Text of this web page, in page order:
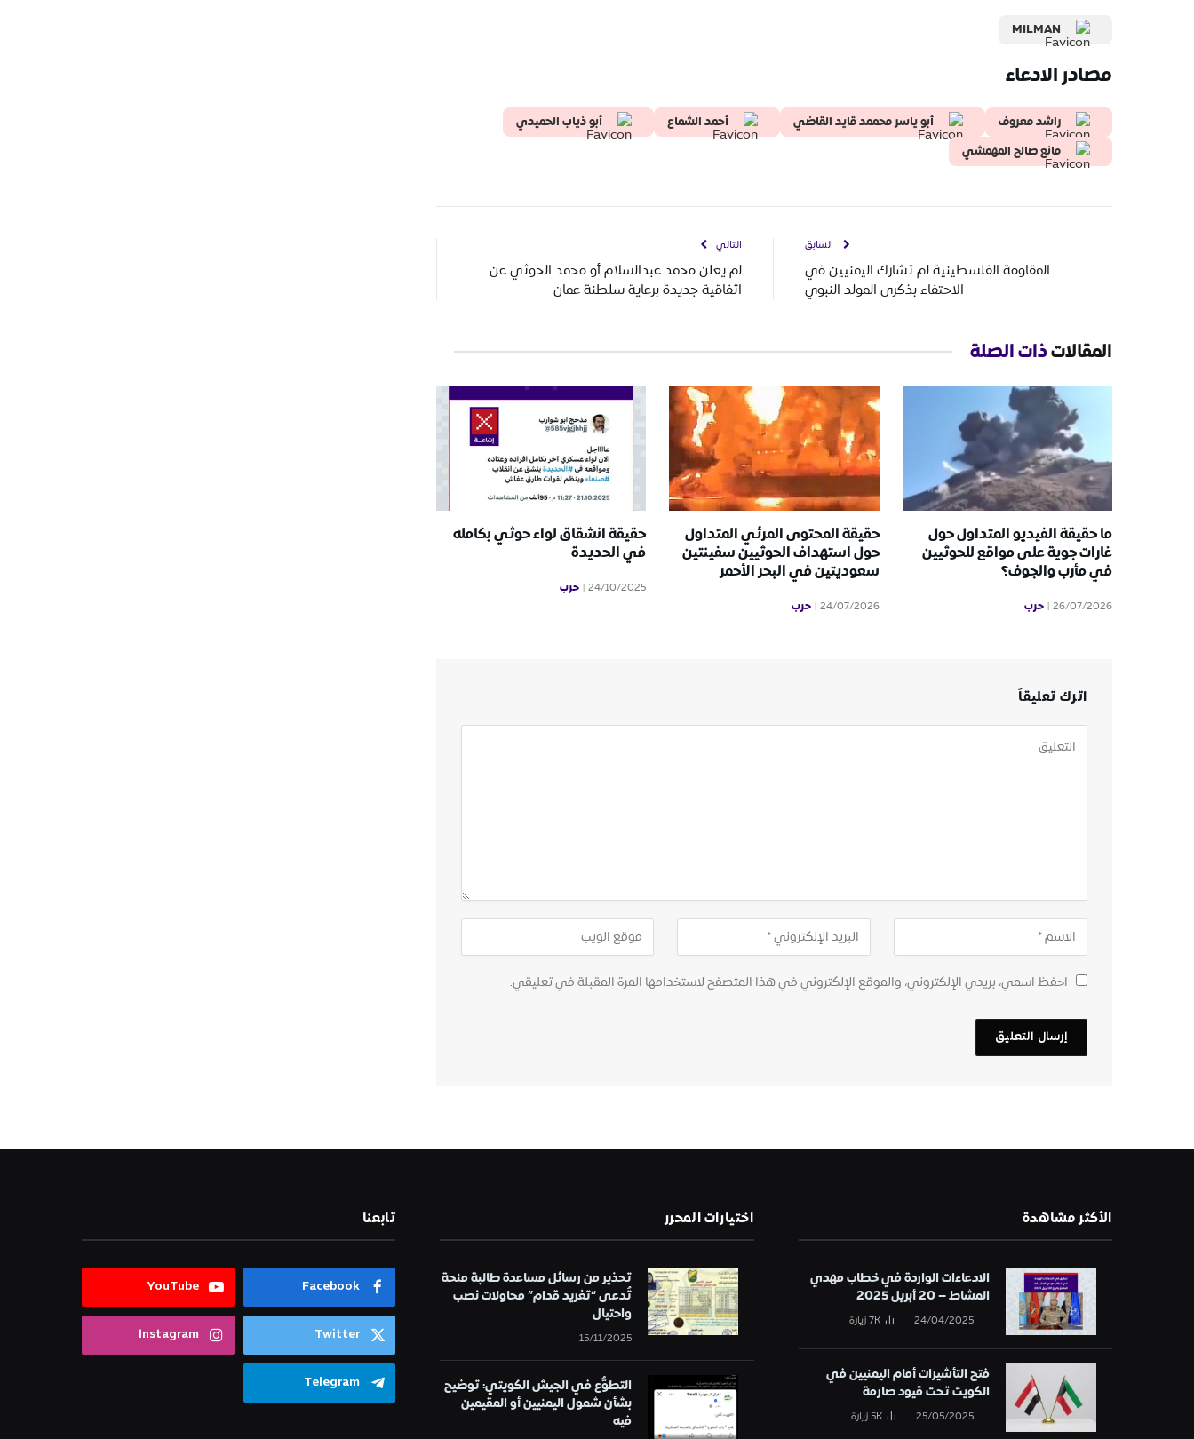
MILMAN
مصادر الادعاء
راشد معروف أبو ياسر محممد قايد القاضي أحمد الشماع
أبو ذياب الحميدي
مانع صالح المهمشي
السابق
المقاومة الفلسطينية لم تشارك اليمنيين في
الاحتفاء بذكرى المولد النبوي
التالي
لم يعلن محمد عبدالسلام أو محمد الحوثي عن
اتفاقية جديدة برعاية سلطنة عمان
المقالاتذات الصلة
ما حقيقة الفيديو المتداول حول
غارات جوية على مواقع للحوثيين
في مأرب والجوف؟
26/07/2026 حرب
حقيقة المحتوى المرئي المتداول
حول استهداف الحوثيين سفينتين
سعوديتين في البحر الأحمر
24/07/2026 حرب
حقيقة انشقاق لواء حوثي بكامله
في الحديدة
24/10/2025 حرب
اترك تعليقاً
احفظ اسمي، بريدي الإلكتروني، والموقع الإلكتروني في هذا المتصفح لاستخدامها المرة المقبلة في تعليقي.
الأكثر مشاهدة
الادعاءات الواردة في خطاب مهدي
المشاط – 20 أبريل 2025
24/04/2025
7Kزيارة
فتح التأشيرات أمام اليمنيين في
الكويت تحت قيود صارمة
25/05/2025
5Kزيارة
اختيارات المحرر
تحذير من رسائل مساعدة طالبة منحة
تُدعى “تغريد قدام” محاولات نصب
واحتيال
15/11/2025
التطوُّع في الجيش الكويتي: توضيح
بشأن شمول اليمنيين أو المقيمين
فيه
تابعنا
Facebook
YouTube
Twitter
Instagram
Telegram